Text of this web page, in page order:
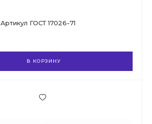
Артикул ГОСТ 17026-71
В КОРЗИНУ